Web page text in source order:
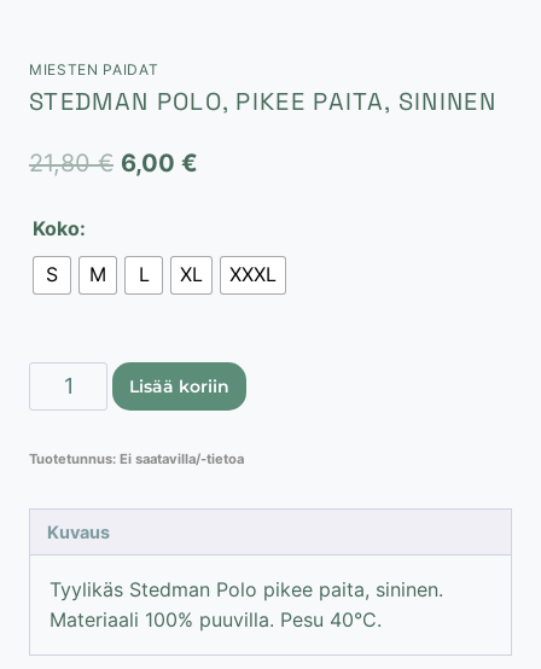
MIESTEN PAIDAT
STEDMAN POLO, PIKEE PAITA, SININEN
21,80€ Alkuperäinen
21,80 €.
6,00 €
6,00 €.
Koko:
S
M L XL XXXL
Stedman
Polo,
paita,
määrä
Lisää koriin
Tuotetunnus: Ei saatavilla/-tietoa
Kuvaus
Tyylikäs Stedman Polo pikee paita, sininen.
Materiaali 100% puuvilla. Pesu 40°C.